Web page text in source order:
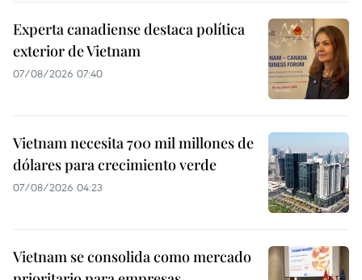
Experta canadiense destaca política
exterior de Vietnam
07/08/2026 07:40
Vietnam necesita 700 mil millones de
dólares para crecimiento verde
07/08/2026 04:23
Vietnam se consolida como mercado